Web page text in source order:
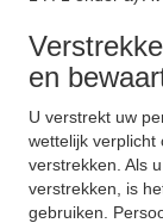
en
U verstrekt uw
wettelijk verplicht
verstrekken. Als
verstrekken, is
gebruiken.